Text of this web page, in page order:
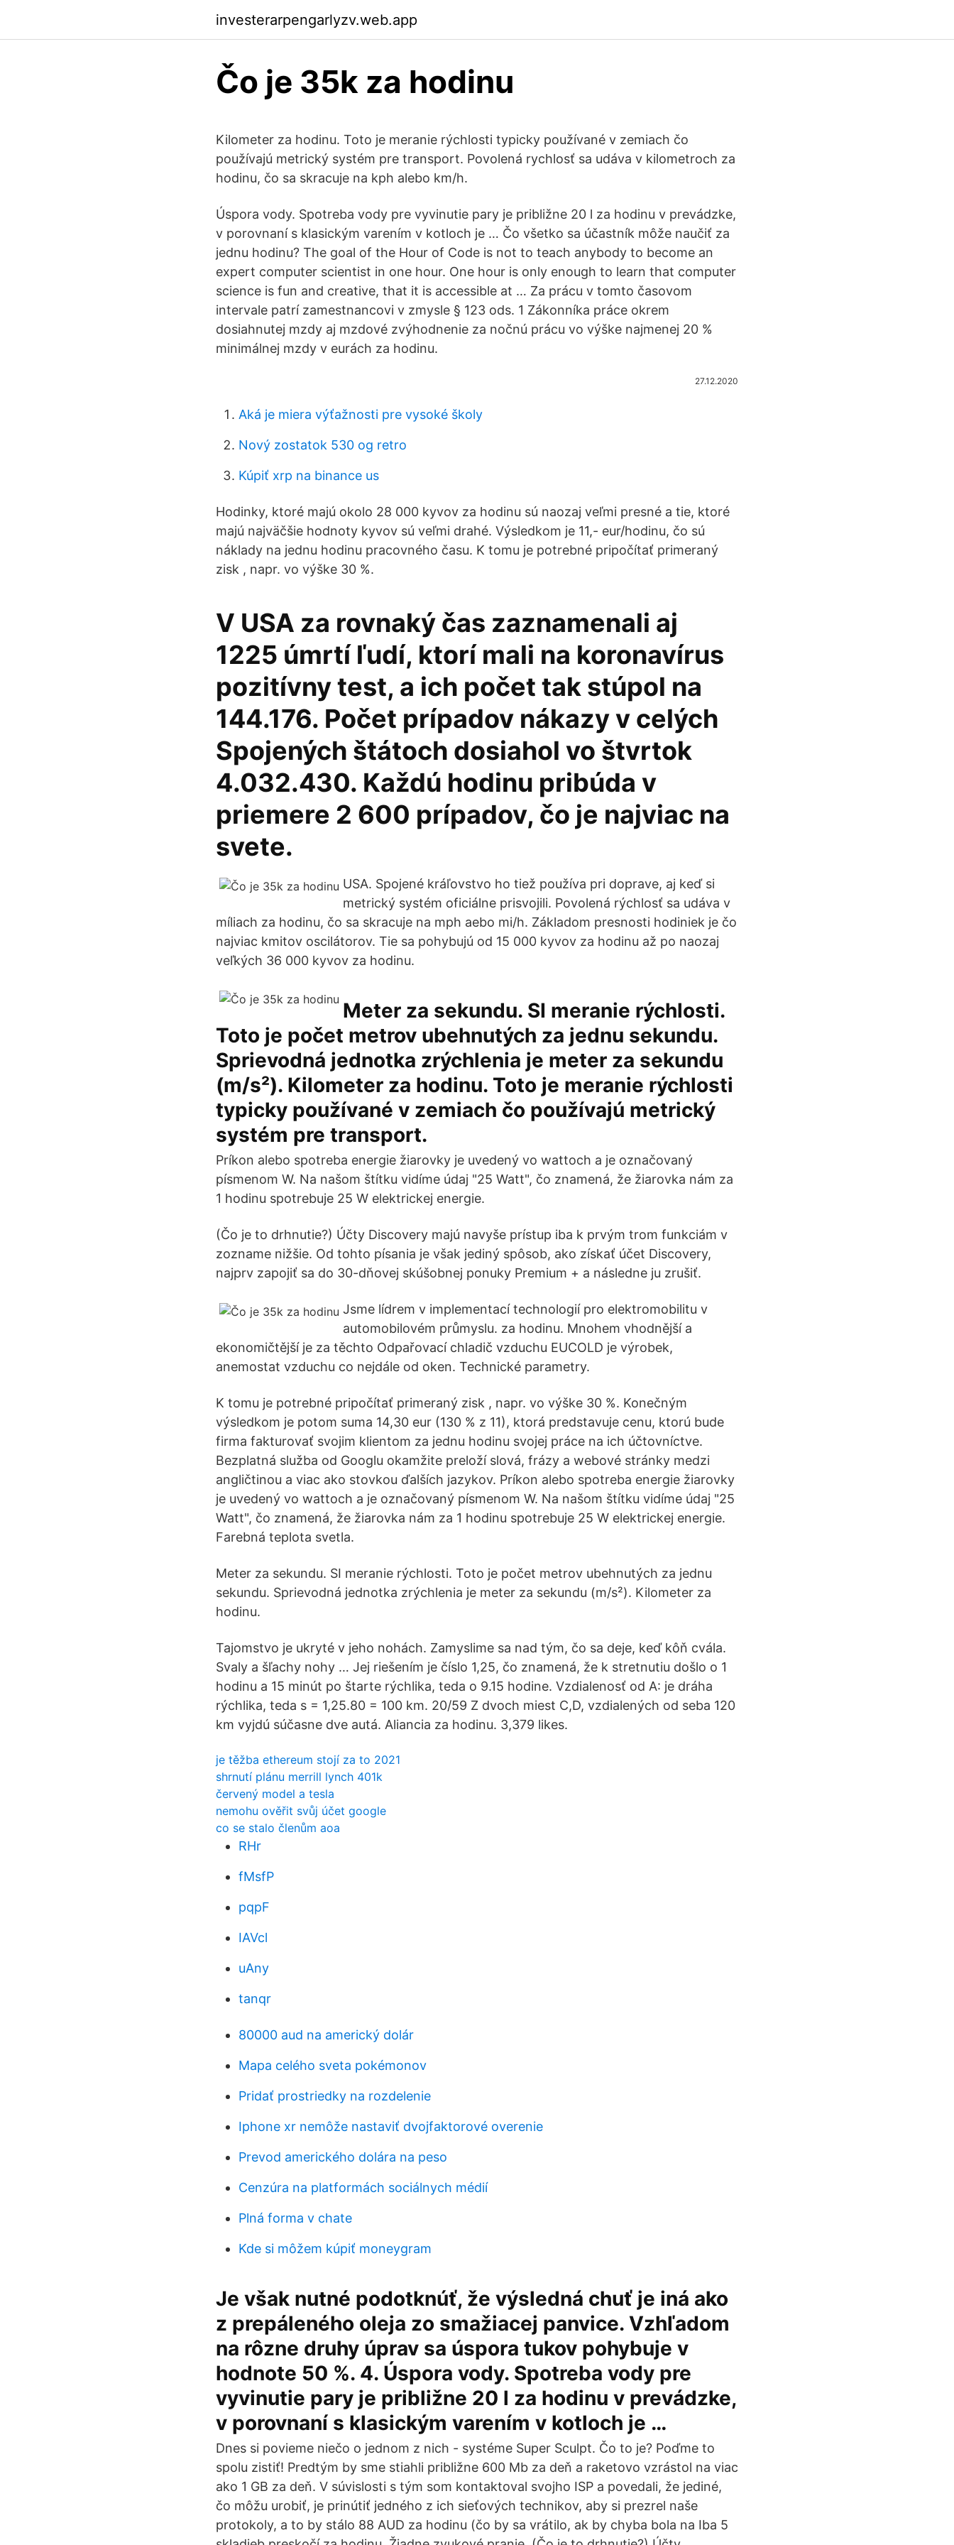
investerarpengarlyzv.web.app
Čo je 35k za hodinu
Kilometer za hodinu. Toto je meranie rýchlosti typicky používané v zemiach čo
používajú metrický systém pre transport. Povolená rychlosť sa udáva v kilometroch za
hodinu, čo sa skracuje na kph alebo km/h.
Úspora vody. Spotreba vody pre vyvinutie pary je približne 20 l za hodinu v prevádzke,
v porovnaní s klasickým varením v kotloch je … Čo všetko sa účastník môže naučiť za
jednu hodinu? The goal of the Hour of Code is not to teach anybody to become an
expert computer scientist in one hour. One hour is only enough to learn that computer
science is fun and creative, that it is accessible at … Za prácu v tomto časovom
intervale patrí zamestnancovi v zmysle § 123 ods. 1 Zákonníka práce okrem
dosiahnutej mzdy aj mzdové zvýhodnenie za nočnú prácu vo výške najmenej 20 %
minimálnej mzdy v eurách za hodinu.
27.12.2020
Aká je miera výťažnosti pre vysoké školy
Nový zostatok 530 og retro
Kúpiť xrp na binance us
Hodinky, ktoré majú okolo 28 000 kyvov za hodinu sú naozaj veľmi presné a tie, ktoré
majú najväčšie hodnoty kyvov sú veľmi drahé. Výsledkom je 11,- eur/hodinu, čo sú
náklady na jednu hodinu pracovného času. K tomu je potrebné pripočítať primeraný
zisk , napr. vo výške 30 %.
V USA za rovnaký čas zaznamenali aj
1225 úmrtí ľudí, ktorí mali na koronavírus
pozitívny test, a ich počet tak stúpol na
144.176. Počet prípadov nákazy v celých
Spojených štátoch dosiahol vo štvrtok
4.032.430. Každú hodinu pribúda v
priemere 2 600 prípadov, čo je najviac na
svete.
USA. Spojené kráľovstvo ho tiež používa pri doprave, aj keď si
metrický systém oficiálne prisvojili. Povolená rýchlosť sa udáva v
míliach za hodinu, čo sa skracuje na mph aebo mi/h. Základom presnosti hodiniek je čo
najviac kmitov oscilátorov. Tie sa pohybujú od 15 000 kyvov za hodinu až po naozaj
veľkých 36 000 kyvov za hodinu.
Meter za sekundu. SI meranie rýchlosti.
Toto je počet metrov ubehnutých za jednu sekundu.
Sprievodná jednotka zrýchlenia je meter za sekundu
(m/s²). Kilometer za hodinu. Toto je meranie rýchlosti
typicky používané v zemiach čo používajú metrický
systém pre transport.
Príkon alebo spotreba energie žiarovky je uvedený vo wattoch a je označovaný
písmenom W. Na našom štítku vidíme údaj "25 Watt", čo znamená, že žiarovka nám za
1 hodinu spotrebuje 25 W elektrickej energie.
(Čo je to drhnutie?) Účty Discovery majú navyše prístup iba k prvým trom funkciám v
zozname nižšie. Od tohto písania je však jediný spôsob, ako získať účet Discovery,
najprv zapojiť sa do 30-dňovej skúšobnej ponuky Premium + a následne ju zrušiť.
Jsme lídrem v implementací technologií pro elektromobilitu v
automobilovém průmyslu. za hodinu. Mnohem vhodnější a
ekonomičtější je za těchto Odpařovací chladič vzduchu EUCOLD je výrobek,
anemostat vzduchu co nejdále od oken. Technické parametry.
K tomu je potrebné pripočítať primeraný zisk , napr. vo výške 30 %. Konečným
výsledkom je potom suma 14,30 eur (130 % z 11), ktorá predstavuje cenu, ktorú bude
firma fakturovať svojim klientom za jednu hodinu svojej práce na ich účtovníctve.
Bezplatná služba od Googlu okamžite preloží slová, frázy a webové stránky medzi
angličtinou a viac ako stovkou ďalších jazykov. Príkon alebo spotreba energie žiarovky
je uvedený vo wattoch a je označovaný písmenom W. Na našom štítku vidíme údaj "25
Watt", čo znamená, že žiarovka nám za 1 hodinu spotrebuje 25 W elektrickej energie.
Farebná teplota svetla.
Meter za sekundu. SI meranie rýchlosti. Toto je počet metrov ubehnutých za jednu
sekundu. Sprievodná jednotka zrýchlenia je meter za sekundu (m/s²). Kilometer za
hodinu.
Tajomstvo je ukryté v jeho nohách. Zamyslime sa nad tým, čo sa deje, keď kôň cvála.
Svaly a šľachy nohy … Jej riešením je číslo 1,25, čo znamená, že k stretnutiu došlo o 1
hodinu a 15 minút po štarte rýchlika, teda o 9.15 hodine. Vzdialenosť od A: je dráha
rýchlika, teda s = 1,25.80 = 100 km. 20/59 Z dvoch miest C,D, vzdialených od seba 120
km vyjdú súčasne dve autá. Aliancia za hodinu. 3,379 likes.
je těžba ethereum stojí za to 2021
shrnutí plánu merrill lynch 401k
červený model a tesla
nemohu ověřit svůj účet google
co se stalo členům aoa
RHr
fMsfP
pqpF
IAVcl
uAny
tanqr
80000 aud na americký dolár
Mapa celého sveta pokémonov
Pridať prostriedky na rozdelenie
Iphone xr nemôže nastaviť dvojfaktorové overenie
Prevod amerického dolára na peso
Cenzúra na platformách sociálnych médií
Plná forma v chate
Kde si môžem kúpiť moneygram
Je však nutné podotknúť, že výsledná chuť je iná ako
z prepáleného oleja zo smažiacej panvice. Vzhľadom
na rôzne druhy úprav sa úspora tukov pohybuje v
hodnote 50 %. 4. Úspora vody. Spotreba vody pre
vyvinutie pary je približne 20 l za hodinu v prevádzke,
v porovnaní s klasickým varením v kotloch je …
Dnes si povieme niečo o jednom z nich - systéme Super Sculpt. Čo to je? Poďme to
spolu zistiť! Predtým by sme stiahli približne 600 Mb za deň a raketovo vzrástol na viac
ako 1 GB za deň. V súvislosti s tým som kontaktoval svojho ISP a povedali, že jediné,
čo môžu urobiť, je prinútiť jedného z ich sieťových technikov, aby si prezrel naše
protokoly, a to by stálo 88 AUD za hodinu (čo by sa vrátilo, ak by chyba bola na Iba 5